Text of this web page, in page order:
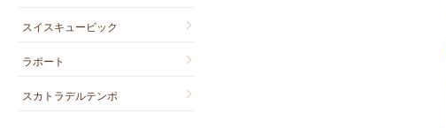
スイスキュービック
ラポート
スカトラデルテンポ